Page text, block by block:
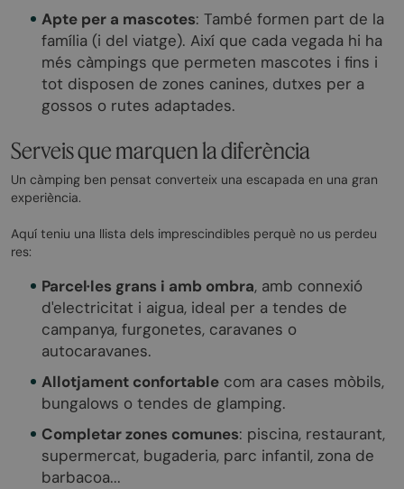
Apte per a mascotes: També formen part de la
família (i del viatge). Així que cada vegada hi ha
més càmpings que permeten mascotes i fins i
tot disposen de zones canines, dutxes per a
gossos o rutes adaptades.
Serveis que marquen la diferència
Un càmping ben pensat converteix una escapada en una gran
experiència.
Aquí teniu una llista dels imprescindibles perquè no us perdeu
res:
Parcel·les grans i amb ombra, amb connexió
d'electricitat i aigua, ideal per a tendes de
campanya, furgonetes, caravanes o
autocaravanes.
Allotjament confortable com ara cases mòbils,
bungalows o tendes de glamping.
Completar zones comunes: piscina, restaurant,
supermercat, bugaderia, parc infantil, zona de
barbacoa...